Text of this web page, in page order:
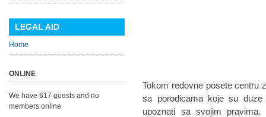
Tokom redovne posete centru
sa porodicama koje su
upoznati sa svojim
LEGAL AID
Home
ONLINE
We have 617 guests and no
members online